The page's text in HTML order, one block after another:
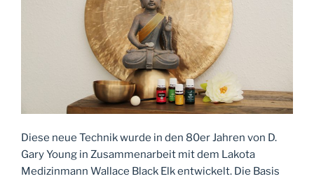
Diese neue Technik wurde in den 80er Jahren von D.
Gary Young in Zusammenarbeit mit dem Lakota
Medizinmann Wallace Black Elk entwickelt. Die Basis